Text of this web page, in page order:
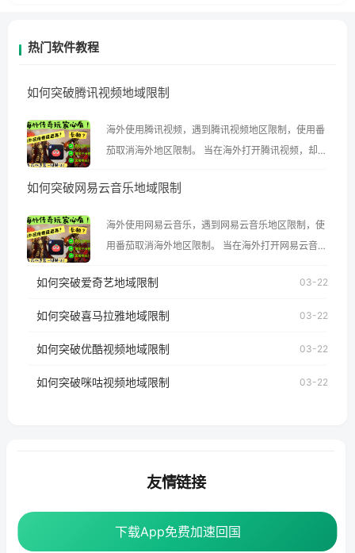
热门软件教程
如何突破腾讯视频地域限制
海外使用腾讯视频，遇到腾讯视频地区限制，使用番
茄取消海外地区限制。 当在海外打开腾讯视频，却突
示语。 海外用户如香港、澳门、台湾、美国、加拿
像其他音乐平台一样，出现地区及版权限制问题，且
仅能在中国大陆地区播放。 遇到这个问题的朋友们，
使用番茄回国加速器，即可解决「海外用户收听腾讯
台湾、美国、加拿大、澳大利亚、欧洲等国家和地区
权限制所困扰。
如何突破网易云音乐地域限制
海外使用网易云音乐，遇到网易云音乐地区限制，使
用番茄取消海外地区限制。 当在海外打开网易云音
播放”的提示语。 海外用户如香港、澳门、台湾、美
国、加拿大、澳大利亚、欧洲等国家和地区时，网易
制问题，且仅能在中国大陆地区播放。 遇到这个问题
户收听网易云音乐地区版权限制」的问题，无论人在
如何突破爱奇艺地域限制 03-22
如何突破喜马拉雅地域限制 03-22
如何突破优酷视频地域限制 03-22
如何突破咪咕视频地域限制 03-22
下载App免费加速回国
友情链接